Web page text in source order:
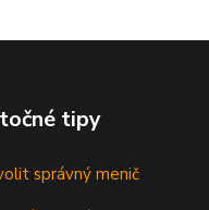
tipy
správný menič